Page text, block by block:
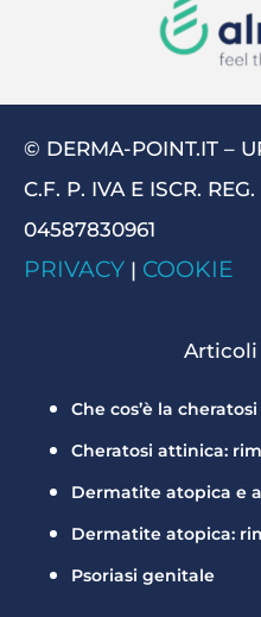
© DERMA-POINT.IT –
C.F. P. IVA E ISCR.
04587830961
PRIVACY | COOKIE
Che cos’è la
Cheratosi attinica:
Dermatite atopica e
Dermatite atopica:
Psoriasi genitale